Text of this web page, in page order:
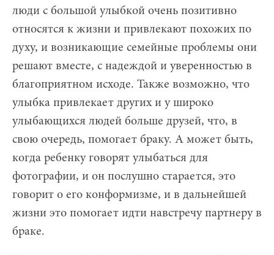
люди с большой улыбкой очень позитивно
относятся к жизни и привлекают похожих по
духу, и возникающие семейные проблемы они
решают вместе, с надеждой и уверенностью в
благоприятном исходе. Также возможно, что
улыбка привлекает других и у широко
улыбающихся людей больше друзей, что, в
свою очередь, помогает браку. А может быть,
когда ребенку говорят улыбаться для
фотографии, и он послушно старается, это
говорит о его конформизме, и в дальнейшей
жизни это помогает идти навстречу партнеру в
браке.